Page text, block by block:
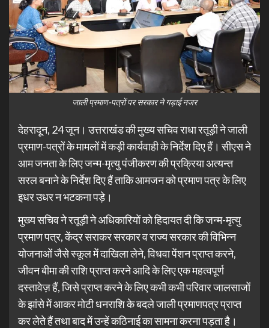
जाली प्रमाण-पत्रों पर सरकार ने गड़ाई नजर
देहरादून, 24 जून। उत्तराखंड की मुख्य सचिव राधा रतूड़ी ने जाली
प्रमाण-पत्रों के मामलों में कड़ी कार्यवाही के निर्देश दिए हैं। सीएस ने
आम जनता के लिए जन्म-मृत्यु पंजीकरण की प्रक्रिया अत्यन्त
सरल बनाने के निर्देश दिए हैं ताकि आमजन को प्रमाण पत्र के लिए
इधर उधर न भटकना पड़े।
मुख्य सचिव ने रतूड़ी ने अधिकारियों को हिदायत दी कि जन्म-मृत्यु
प्रमाण पत्र, केंद्र सराकर सरकार व राज्य सरकार की विभिन्न
योजनाओं जैसे स्कूल में दाखिला लेने, विधवा पेंशन प्राप्त करने,
जीवन बीमा की राशि प्राप्त करने आदि के लिए एक महत्वपूर्ण
दस्तावेज़ हैं, जिसे प्राप्त करने के लिए कभी कभी परिवार जालसाजों
के झांसे में आकर मोटी धनराशि के बदले जाली प्रमाणपत्र प्राप्त
कर लेते हैं तथा बाद में उन्हें कठिनाई का सामना करना पड़ता है।